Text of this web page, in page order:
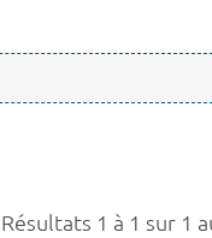
Résultats 1 à 1 sur 1